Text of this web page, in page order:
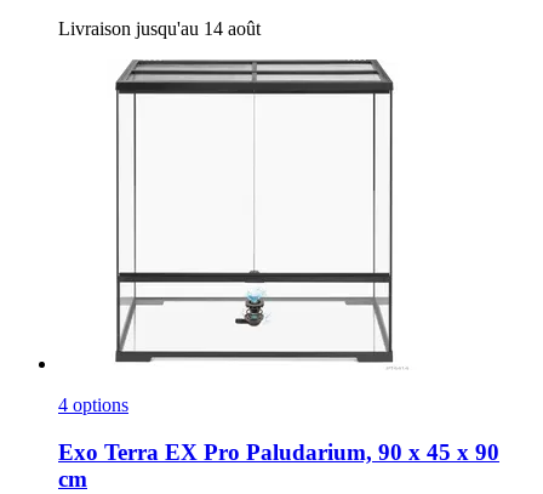
Livraison jusqu'au 14 août
4 options
Exo Terra EX Pro Paludarium, 90 x 45 x 90
cm